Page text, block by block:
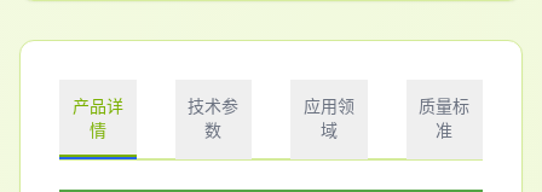
产品详
情
技术参
数
应用领
域
质量标
准